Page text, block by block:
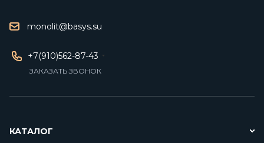
monolit@basys.su
+7(910)562-87-43
ЗАКАЗАТЬ ЗВОНОК
КАТАЛОГ